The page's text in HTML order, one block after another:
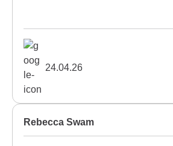
24.04.26
Rebecca Swam